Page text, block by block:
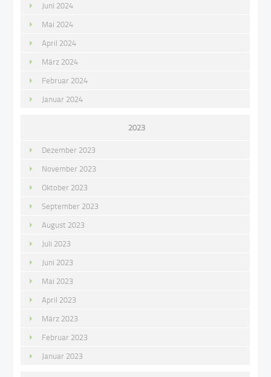
Juni 2024
Mai 2024
April 2024
März 2024
Februar 2024
Januar 2024
2023
Dezember 2023
November 2023
Oktober 2023
September 2023
August 2023
Juli 2023
Juni 2023
Mai 2023
April 2023
März 2023
Februar 2023
Januar 2023